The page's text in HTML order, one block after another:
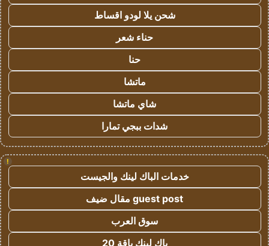
شحن يلا لودو اقساط
حناء شعر
حنا
ماتشا
شاي ماتشا
شدات ببجي تمارا
!
خدمات الباك لينك والجيست
guest post مقال ضيف
سوق العرب
باك لينك باقة 20